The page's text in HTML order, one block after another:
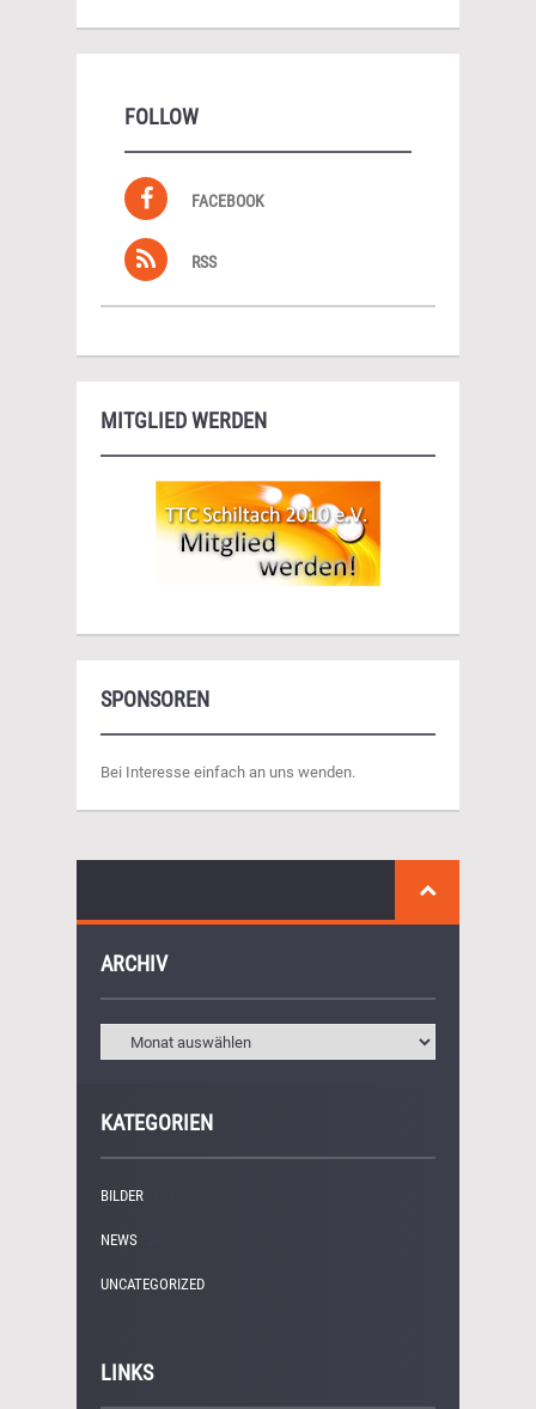
FOLLOW
FACEBOOK
RSS
MITGLIED WERDEN
SPONSOREN
Bei Interesse einfach an uns wenden.
ARCHIV
KATEGORIEN
BILDER
NEWS
UNCATEGORIZED
LINKS